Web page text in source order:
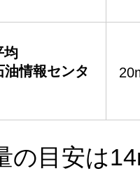
均
油情報センタ
の目安は